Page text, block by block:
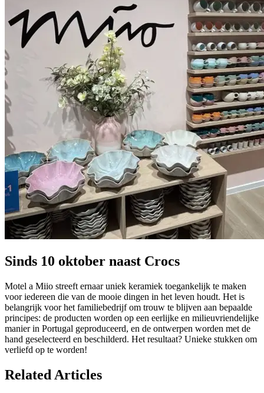
Sinds 10 oktober naast Crocs
Motel a Miio streeft ernaar uniek keramiek toegankelijk te maken
voor iedereen die van de mooie dingen in het leven houdt. Het is
belangrijk voor het familiebedrijf om trouw te blijven aan bepaalde
principes: de producten worden op een eerlijke en milieuvriendelijke
manier in Portugal geproduceerd, en de ontwerpen worden met de
hand geselecteerd en beschilderd. Het resultaat? Unieke stukken om
verliefd op te worden!
Related Articles